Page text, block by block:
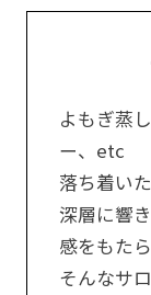
よもぎ蒸
ー、etc
落ち着い
深層に響
感をもたら
そんなサ